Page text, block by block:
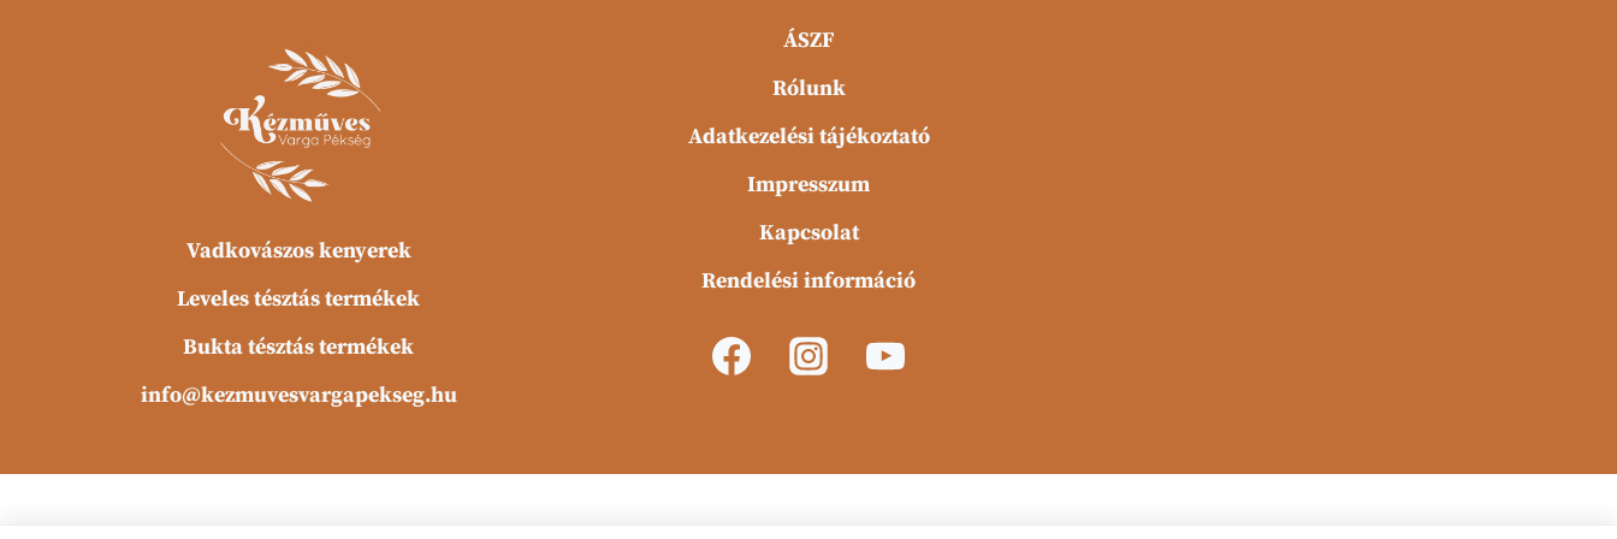
termékoldalon
választhatók
Vadkovászos kenyerek
Leveles tésztás termékek
Bukta tésztás termékek
info@kezmuvesvargapekseg.hu
ÁSZF
Rólunk
Adatkezelési tájékoztató
Impresszum
Kapcsolat
Rendelési információ